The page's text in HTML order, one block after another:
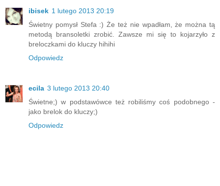
ibisek 1 lutego 2013 20:19
Świetny pomysł Stefa :) Że też nie wpadłam, że można tą
metodą bransoletki zrobić. Zawsze mi się to kojarzyło z
breloczkami do kluczy hihihi
Odpowiedz
ecila 3 lutego 2013 20:40
Świetne;) w podstawówce też robiliśmy coś podobnego -
jako brelok do kluczy;)
Odpowiedz